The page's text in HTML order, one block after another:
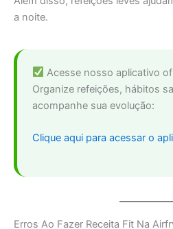
a noite.
Acesse nosso aplicativo
Organize refeições, hábitos
acompanhe sua evolução:
Clique aqui para acessar o
Erros Ao Fazer Receita Fit Na